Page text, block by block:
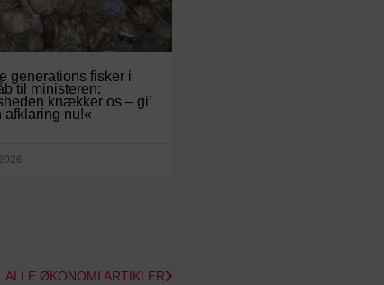
generations fisker i
til ministeren:
knækker os – gi’
afklaring nu!«
ALLE ØKONOMI ARTIKLER